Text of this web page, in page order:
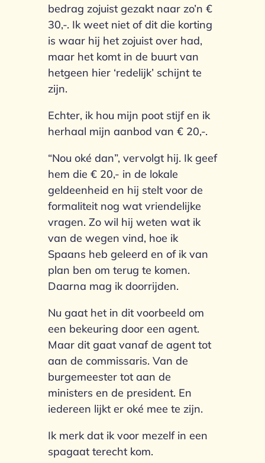
bedrag zojuist gezakt naar zo’n €
30,-. Ik weet niet of dit die korting
is waar hij het zojuist over had,
maar het komt in de buurt van
hetgeen hier ‘redelijk’ schijnt te
zijn.
Echter, ik hou mijn poot stijf en ik
herhaal mijn aanbod van € 20,-.
“Nou oké dan”, vervolgt hij. Ik geef
hem die € 20,- in de lokale
geldeenheid en hij stelt voor de
formaliteit nog wat vriendelijke
vragen. Zo wil hij weten wat ik
van de wegen vind, hoe ik
Spaans heb geleerd en of ik van
plan ben om terug te komen.
Daarna mag ik doorrijden.
Nu gaat het in dit voorbeeld om
een bekeuring door een agent.
Maar dit gaat vanaf de agent tot
aan de commissaris. Van de
burgemeester tot aan de
ministers en de president. En
iedereen lijkt er oké mee te zijn.
Ik merk dat ik voor mezelf in een
spagaat terecht kom.